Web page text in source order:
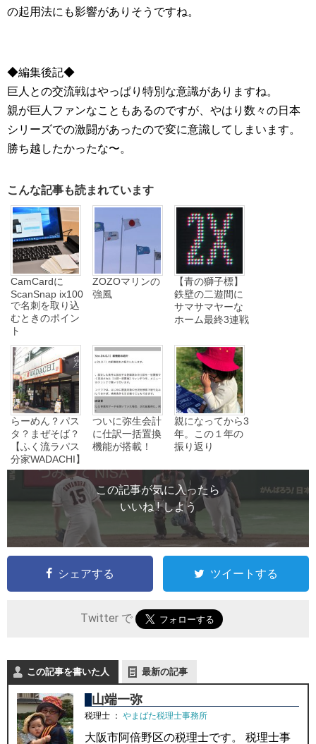
の起用法にも影響がありそうですね。
◆編集後記◆
巨人との交流戦はやっぱり特別な意識がありますね。
親が巨人ファンなこともあるのですが、やはり数々の日本
シリーズでの激闘があったので変に意識してしまいます。
勝ち越したかったな〜。
こんな記事も読まれています
CamCardに
ScanSnap ix100
で名刺を取り込
むときのポイン
ト
ZOZOマリンの
強風
【青の獅子標】
鉄壁の二遊間に
サマサマヤーな
ホーム最終3連戦
らーめん？パス
タ？まぜそば？
【ふく流ラパス
分家WADACHI】
ついに弥生会計
に仕訳一括置換
機能が搭載！
親になってから3
年。この１年の
振り返り
この記事が気に入ったら
いいね ! しよう
シェアする ツイートする
Twitter で
この記事を書いた人 最新の記事
山端一弥
税理士 ： やまばた税理士事務所
大阪市阿倍野区の税理士です。 税理士事